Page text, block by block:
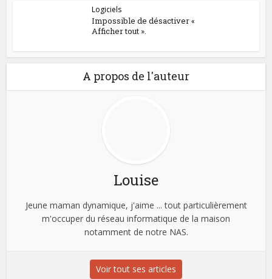
Logiciels
Impossible de désactiver «
Afficher tout ».
A propos de l'auteur
Louise
Jeune maman dynamique, j'aime ... tout particulièrement
m'occuper du réseau informatique de la maison
notamment de notre NAS.
Voir tout ses articles